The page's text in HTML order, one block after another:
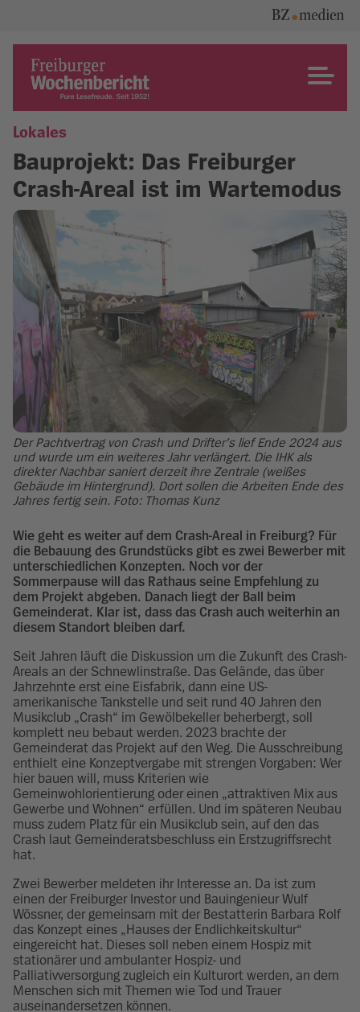
content
Freiburger Wochenbericht
Lokales
Bauprojekt: Das Freiburger
Crash-Areal ist im Wartemodus
Der Pachtvertrag von Crash und Drifter’s lief Ende 2024 aus
und wurde um ein weiteres Jahr verlängert. Die IHK als
direkter Nachbar saniert derzeit ihre Zentrale (weißes
Gebäude im Hintergrund). Dort sollen die Arbeiten Ende des
Jahres fertig sein. Foto: Thomas Kunz
Wie geht es weiter auf dem Crash-Areal in Freiburg? Für
die Bebauung des Grundstücks gibt es zwei Bewerber mit
unterschiedlichen Konzepten. Noch vor der
Sommerpause will das Rathaus seine Empfehlung zu
dem Projekt abgeben. Danach liegt der Ball beim
Gemeinderat. Klar ist, dass das Crash auch weiterhin an
diesem Standort bleiben darf.
Seit Jahren läuft die Diskussion um die Zukunft des Crash-
Areals an der Schnewlinstraße. Das Gelände, das über
Jahrzehnte erst eine Eisfabrik, dann eine US-
amerikanische Tankstelle und seit rund 40 Jahren den
Musikclub „Crash“ im Gewölbekeller beherbergt, soll
komplett neu bebaut werden. 2023 brachte der
Gemeinderat das Projekt auf den Weg. Die Ausschreibung
enthielt eine Konzeptvergabe mit strengen Vorgaben: Wer
hier bauen will, muss Kriterien wie
Gemeinwohlorientierung oder einen „attraktiven Mix aus
Gewerbe und Wohnen“ erfüllen. Und im späteren Neubau
muss zudem Platz für ein Musikclub sein, auf den das
Crash laut Gemeinderatsbeschluss ein Erstzugriffsrecht
hat.
Zwei Bewerber meldeten ihr Interesse an. Da ist zum
einen der Freiburger Investor und Bauingenieur Wulf
Wössner, der gemeinsam mit der Bestatterin Barbara Rolf
das Konzept eines „Hauses der Endlichkeitskultur“
eingereicht hat. Dieses soll neben einem Hospiz mit
stationärer und ambulanter Hospiz- und
Palliativversorgung zugleich ein Kulturort werden, an dem
Menschen sich mit Themen wie Tod und Trauer
auseinandersetzen können.